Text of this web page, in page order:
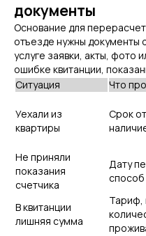
документы
Основание для
отъезде нужны документы
услуге заявки, акты, фото
ошибке квитанции,
Ситуация
Что
Уехали из
квартиры
Срок
Не приняли
показания
счетчика
Дату
способ
В квитанции
лишняя сумма
Тариф,